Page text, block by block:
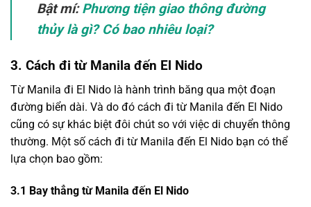
Bật mí:Phương tiện giao thông đường
thủy là gì? Có bao nhiêu loại?
3. Cách đi từ Manila đến El Nido
Từ Manila đi El Nido là hành trình băng qua một đoạn
đường biển dài. Và do đó cách đi từ Manila đến El Nido
cũng có sự khác biệt đôi chút so với việc di chuyển thông
thường. Một số cách đi từ Manila đến El Nido bạn có thể
lựa chọn bao gồm:
3.1 Bay thẳng từ Manila đến El Nido